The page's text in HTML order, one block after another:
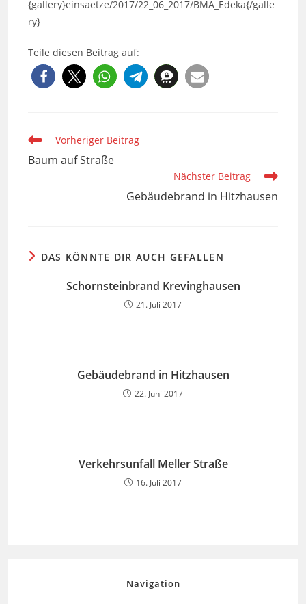
{gallery}einsaetze/2017/22_06_2017/BMA_Edeka{/galle
ry}
Teile diesen Beitrag auf:
Weitere
ansehen
Vorheriger Beitrag
Baum auf Straße
Nächster Beitrag
Gebäudebrand in Hitzhausen
DAS KÖNNTE DIR AUCH GEFALLEN
Schornsteinbrand Krevinghausen
21. Juli 2017
Gebäudebrand in Hitzhausen
22. Juni 2017
Verkehrsunfall Meller Straße
16. Juli 2017
Navigation